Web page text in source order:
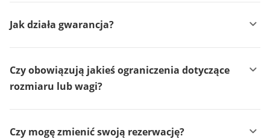
Jak działa gwarancja?
Czy obowiązują jakieś ograniczenia dotyczące
rozmiaru lub wagi?
Czy mogę zmienić swoją rezerwację?